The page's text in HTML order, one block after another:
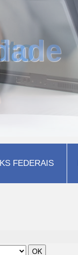
FEDERAIS